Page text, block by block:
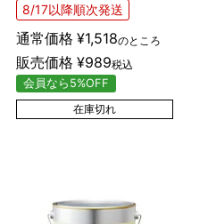
8/17以降順次発送
通常価格 ¥1,518のところ
販売価格 ¥989税込
会員なら5%OFF
在庫切れ